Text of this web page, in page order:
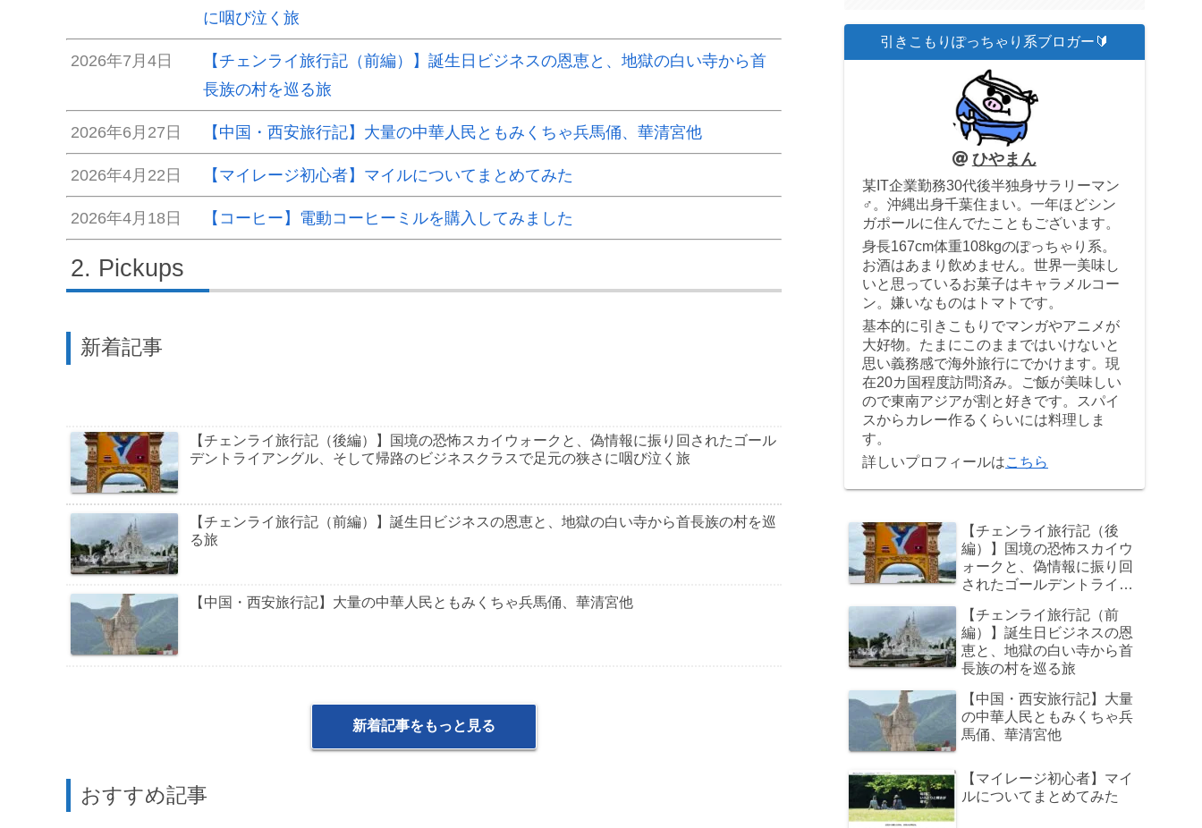
に咽び泣く旅
2026年7月4日
【チェンライ旅行記（前編）】誕生日ビジネスの恩恵と、地獄の白い寺から首
長族の村を巡る旅
2026年6月27日 【中国・西安旅行記】大量の中華人民ともみくちゃ兵馬俑、華清宮他
2026年4月22日 【マイレージ初心者】マイルについてまとめてみた
2026年4月18日 【コーヒー】電動コーヒーミルを購入してみました
Pickups
新着記事
【チェンライ旅行記（後編）】国境の恐怖スカイウォークと、偽情報に振り回されたゴール
デントライアングル、そして帰路のビジネスクラスで足元の狭さに咽び泣く旅
【チェンライ旅行記（前編）】誕生日ビジネスの恩恵と、地獄の白い寺から首長族の村を巡
る旅
【中国・西安旅行記】大量の中華人民ともみくちゃ兵馬俑、華清宮他
新着記事をもっと見る
おすすめ記事
引きこもりぽっちゃり系ブロガー🔰
ひやまん
某IT企業勤務30代後半独身サラリーマン
♂。沖縄出身千葉住まい。一年ほどシン
ガポールに住んでたこともございます。
身長167cm体重108kgのぽっちゃり系。
お酒はあまり飲めません。世界一美味し
いと思っているお菓子はキャラメルコー
ン。嫌いなものはトマトです。
基本的に引きこもりでマンガやアニメが
大好物。たまにこのままではいけないと
思い義務感で海外旅行にでかけます。現
在20カ国程度訪問済み。ご飯が美味しい
ので東南アジアが割と好きです。スパイ
スからカレー作るくらいには料理しま
す。
詳しいプロフィールはこちら
【チェンライ旅行記（後
編）】国境の恐怖スカイウ
ォークと、偽情報に振り回
されたゴールデントライア
ネスクラスで足元の狭さに
咽び泣く旅
【チェンライ旅行記（前
編）】誕生日ビジネスの恩
恵と、地獄の白い寺から首
長族の村を巡る旅
【中国・西安旅行記】大量
の中華人民ともみくちゃ兵
馬俑、華清宮他
【マイレージ初心者】マイ
ルについてまとめてみた